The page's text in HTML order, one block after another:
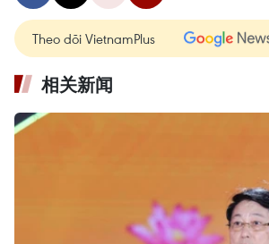
Theo dõi VietnamPlus
相关新闻